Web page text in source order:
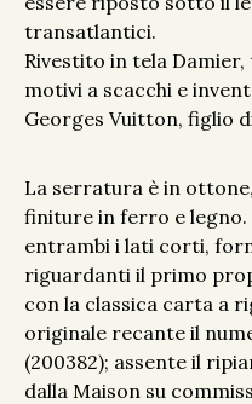
transatlantici.
Rivestito in tela
motivi a scacchi e
Georges Vuitton, figlio
La serratura è in
finiture in ferro e legno.
entrambi i lati corti,
riguardanti il primo
con la classica carta a
originale recante il
(200382); assente il
dalla Maison su